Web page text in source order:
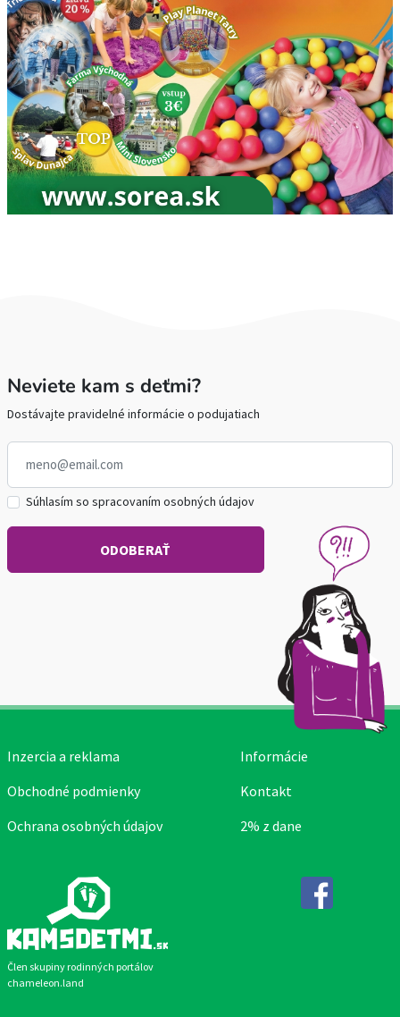
Neviete kam s deťmi?
Dostávajte pravidelné informácie o podujatiach
Súhlasím so spracovaním osobných údajov
Člen skupiny rodinných portálov
chameleon.land
Inzercia a reklama
Obchodné podmienky
Ochrana osobných údajov
Informácie
Kontakt
2% z dane